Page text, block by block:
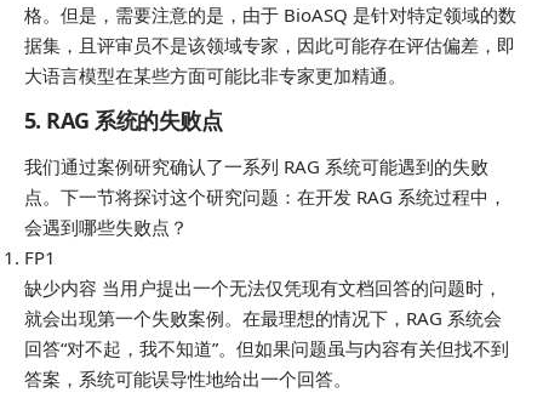
格。但是，需要注意的是，由于 BioASQ 是针对特定领域的数
据集，且评审员不是该领域专家，因此可能存在评估偏差，即
大语言模型在某些方面可能比非专家更加精通。
5. RAG 系统的失败点
我们通过案例研究确认了一系列 RAG 系统可能遇到的失败
点。下一节将探讨这个研究问题：在开发 RAG 系统过程中，
会遇到哪些失败点？
FP1
缺少内容 当用户提出一个无法仅凭现有文档回答的问题时，
就会出现第一个失败案例。在最理想的情况下，RAG 系统会
回答“对不起，我不知道”。但如果问题虽与内容有关但找不到
答案，系统可能误导性地给出一个回答。